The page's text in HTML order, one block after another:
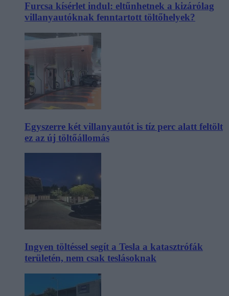
Furcsa kísérlet indul: eltűnhetnek a kizárólag
villanyautóknak fenntartott töltőhelyek?
Egyszerre két villanyautót is tíz perc alatt feltölt
ez az új töltőállomás
Ingyen töltéssel segít a Tesla a katasztrófák
területén, nem csak teslásoknak